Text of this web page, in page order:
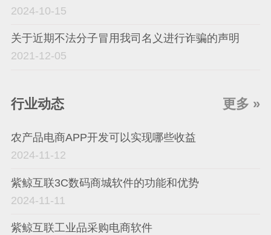
2024-10-15
2021-12-05
关于近期不法分子冒用我司名义进行诈骗的声明
行业动态 更多 »
2024-11-12
农产品电商APP开发可以实现哪些收益
2024-11-11
紫鲸互联3C数码商城软件的功能和优势
紫鲸互联工业品采购电商软件